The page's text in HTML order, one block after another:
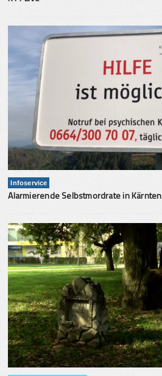
Infoservice
Alarmierende Selbstmordrate in Kärnten